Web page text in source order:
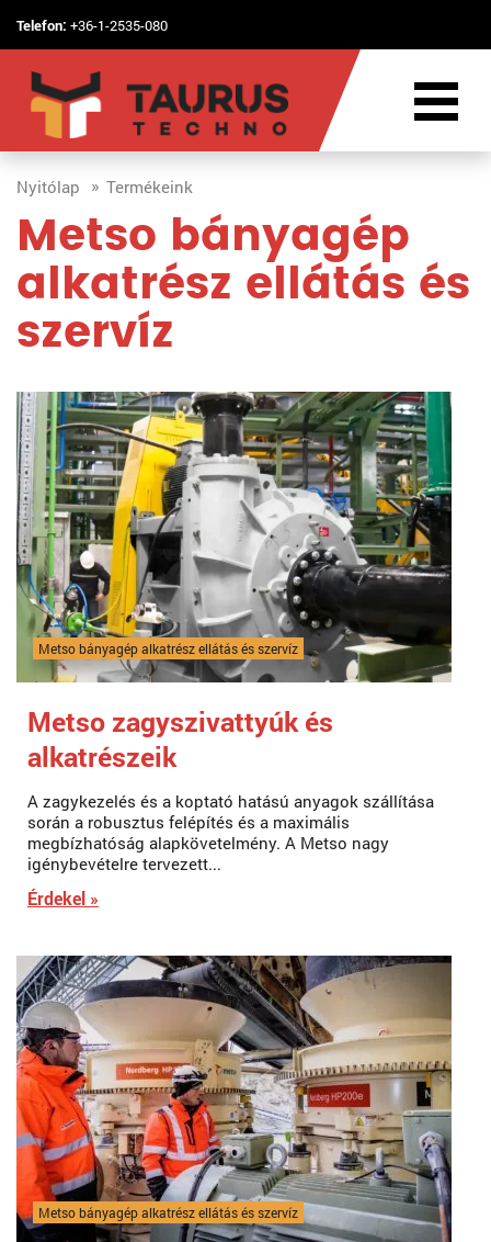
Telefon: +36-1-2535-080
Nyitólap Termékeink
Metso bányagép
alkatrész ellátás és
szervíz
Metso bányagép alkatrész ellátás és szervíz
Metso zagyszivattyúk és
alkatrészeik
A zagykezelés és a koptató hatású anyagok szállítása
során a robusztus felépítés és a maximális
megbízhatóság alapkövetelmény. A Metso nagy
igénybevételre tervezett...
Érdekel »
Metso bányagép alkatrész ellátás és szervíz